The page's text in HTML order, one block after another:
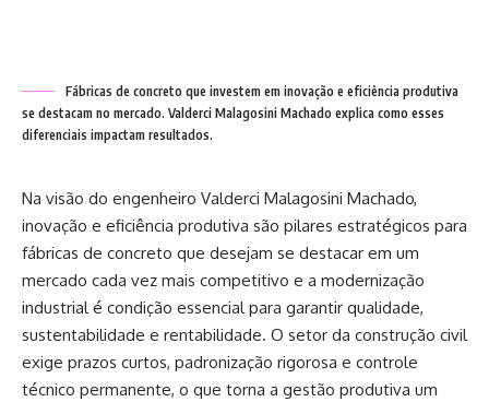
Fábricas de concreto que investem em inovação e eficiência produtiva
se destacam no mercado. Valderci Malagosini Machado explica como esses
diferenciais impactam resultados.
Na visão do engenheiro Valderci Malagosini Machado,
inovação e eficiência produtiva são pilares estratégicos para
fábricas de concreto que desejam se destacar em um
mercado cada vez mais competitivo e a modernização
industrial é condição essencial para garantir qualidade,
sustentabilidade e rentabilidade. O setor da construção civil
exige prazos curtos, padronização rigorosa e controle
técnico permanente, o que torna a gestão produtiva um